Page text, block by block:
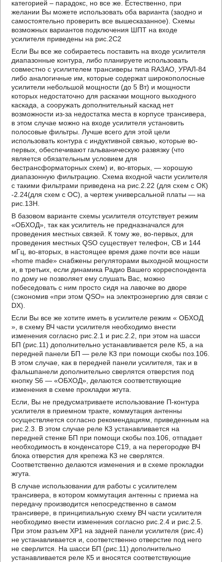
категорией – парадокс, но все же. Естественно, при
желании Вы можете использовать оба варианта (заодно и
самостоятельно проверить все вышесказанное). Схемы
возможных вариантов подключения ШПТ на входе
усилителя приведены на рис.2C2
Если Вы все же собираетесь поставить на входе усилителя
диапазонные контура, либо планируете использовать
совместно с усилителем трансиверы типа RA3AO, УРАЛ-84
либо аналогичные им, которые содержат широкополосные
усилители небольшой мощности (до 5 Вт) и мощности
которых недостаточно для раскачки мощного выходного
каскада, а сооружать дополнительный каскад нет
возможности из-за недостатка места в корпусе трансивера,
в этом случае можно на входе усилителя установить
полосовые фильтры. Лучше всего для этой цели
использовать контура с индуктивной связью, которые во-
первых, обеспечивают гальваническую развязку (что
является обязательным условием для
бестрансформаторных схем) и, во-вторых, — хорошую
диапазонную фильтрацию. Схема входной части усилителя
с такими фильтрами приведена на рис.2.22 (для схем с ОК)
-2.24(для схем с ОС), а чертеж универсальной платы — на
рис.13Н.
В базовом варианте схемы усилителя отсутствует режим
«ОБХОД», так как усилитель не предназначался для
проведения местных связей. К тому же, во-первых, для
проведения местных QSO существует телефон, СВ и 144
мГц, во-вторых, в настоящее время даже почти все наши
«home made» снабжены регуляторами выходной мощности
и, в третьих, если динамика Радио Вашего корреспондента
по дому не позволяет ему слушать Вас, можно
побеседовать с ним просто сидя на лавочке во дворе
(сэкономив «при этом QSO» на электроэнергию для связи с
DX).
Если Вы все же хотите иметь в усилителе режим « ОБХОД
», в схему ВЧ части усилителя необходимо внести
изменения согласно рис.2.1 и рис.2.2, при этом на шасси
БП (рис.11) дополнительно устанавливается реле К5, а на
передней панели БП — реле К3 при помощи скобы поз.106.
В этом случае, как в передней панели усилителя, так и в
фальшпанели дополнительно сверлятся отверстия под
кнопку S6 — «ОБХОД», делаются соответствующие
изменения в схеме прокладки жгута.
Если, Вы не предусматриваете использование П-контура
усилителя в приемном тракте, коммутация антенны
осуществляется согласно рекомендациям, приведенным на
рис.2.3. В этом случае реле К3 устанавливается на
передней стенке БП при помощи скобы поз.106, отпадает
необходимость в конденсаторе C19, а на перегородке ВЧ
блока отверстия для крепежа К3 не сверлятся.
Соответственно делаются изменения и в схеме прокладки
жгута.
В случае использовании для работы с усилителем
трансивера, в котором коммутация антенны с приема на
передачу производится непосредственно в самом
трансивере, в принципиальную схему ВЧ части усилителя
необходимо внести изменения согласно рис.2.4 и рис.2.5.
При этом разъем XP1 на задней панели усилителя (рис.4)
не устанавливается и, соответственно отверстие под него
не сверлится. На шасси БП (рис.11) дополнительно
устанавливается реле К5 и вносятся соответствующие